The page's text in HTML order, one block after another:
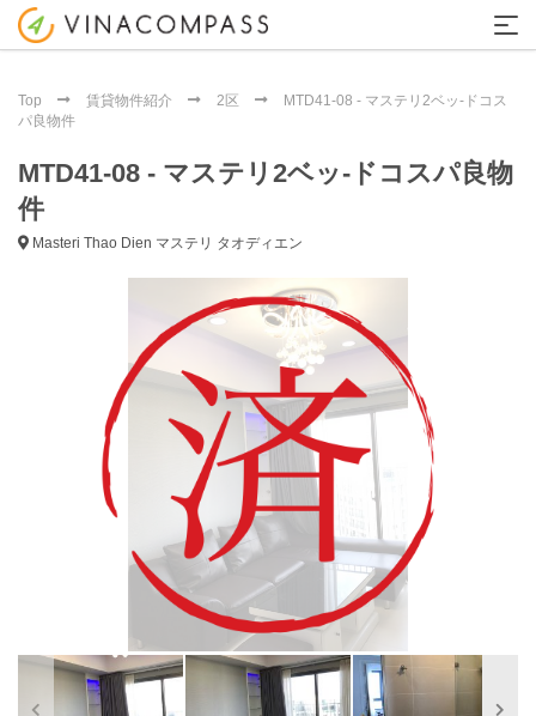
Top 賃貸物件紹介 2区
MTD41-08 - マステリ2ベッ-ドコス
パ良物件
MTD41-08 - マステリ2ベッ-ドコスパ良物
件
Masteri Thao Dien マステリ タオディエン